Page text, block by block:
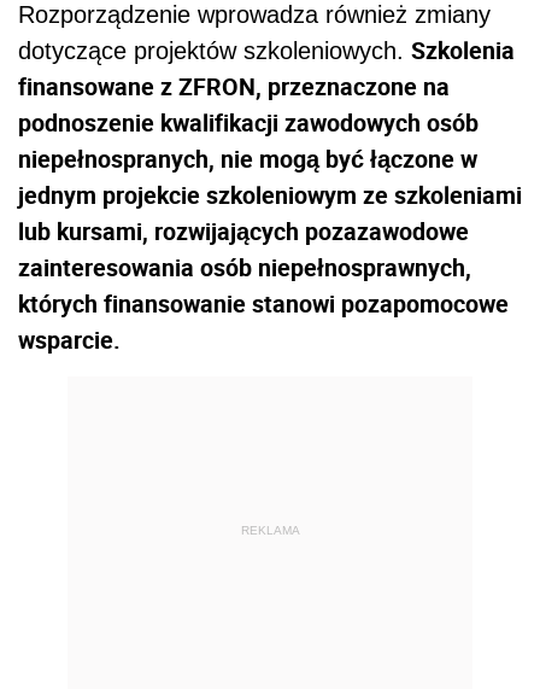
Rozporządzenie wprowadza również zmiany
dotyczące projektów szkoleniowych. Szkolenia
finansowane z ZFRON, przeznaczone na
podnoszenie kwalifikacji zawodowych osób
niepełnospranych, nie mogą być łączone w
jednym projekcie szkoleniowym ze szkoleniami
lub kursami, rozwijających pozazawodowe
zainteresowania osób niepełnosprawnych,
których finansowanie stanowi pozapomocowe
wsparcie.
REKLAMA